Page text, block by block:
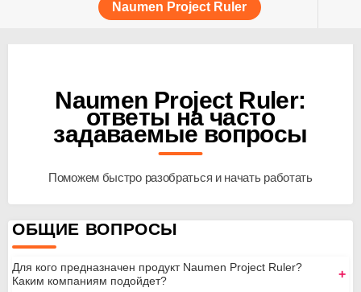
Naumen Project Ruler
Naumen Project Ruler:
ответы на часто
задаваемые вопросы
Поможем быстро разобраться и начать работать
ОБЩИЕ ВОПРОСЫ
Для кого предназначен продукт Naumen Project Ruler?
Каким компаниям подойдет?